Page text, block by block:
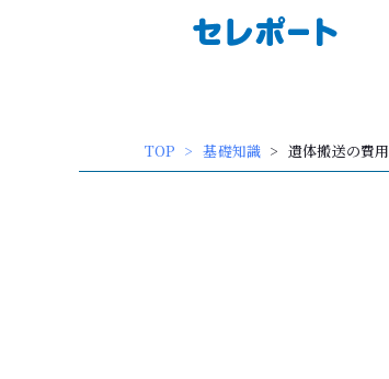
TOP 基礎知識 遺体搬送の費用